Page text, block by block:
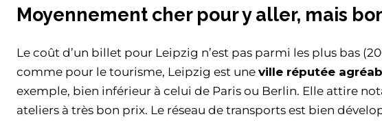
Moyennement cher pour y aller, mais
Le coût d’un billet pour Leipzig n’est pas parmi les plus bas
comme pour le tourisme, Leipzig est une ville réputée
exemple, bien inférieur à celui de Paris ou Berlin. Elle attire
ateliers à très bon prix. Le réseau de transports est bien